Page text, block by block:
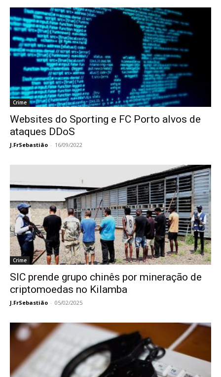
Crime
Websites do Sporting e FC Porto alvos de
ataques DDoS
J.FrSebastião - 16/09/2022
Crime
SIC prende grupo chinês por mineração de
criptomoedas no Kilamba
J.FrSebastião - 05/02/2025